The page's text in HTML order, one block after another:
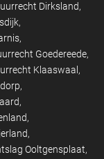
Dirksland
Goedereede
Klaaswaal
Ooltgensplaat